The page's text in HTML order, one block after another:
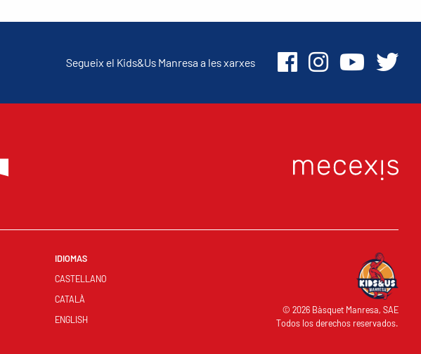
Segueix el Kids&Us Manresa a les xarxes
IDIOMAS
CASTELLANO
CATALÀ
ENGLISH
© 2026 Bàsquet Manresa, SAE
Todos los derechos reservados.